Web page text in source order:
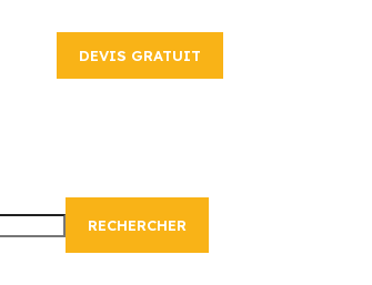
DEVIS GRATUIT
RECHERCHER